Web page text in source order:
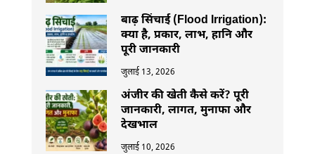
बाढ़ सिंचाई (Flood Irrigation):
क्या है, प्रकार, लाभ, हानि और
पूरी जानकारी
जुलाई 13, 2026
अंजीर की खेती कैसे करें? पूरी
जानकारी, लागत, मुनाफा और
देखभाल
जुलाई 10, 2026